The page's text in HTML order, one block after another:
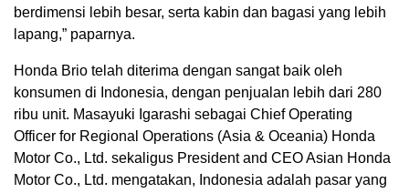
berdimensi lebih besar, serta kabin dan bagasi yang lebih
lapang,” paparnya.
Honda Brio telah diterima dengan sangat baik oleh
konsumen di Indonesia, dengan penjualan lebih dari 280
ribu unit. Masayuki Igarashi sebagai Chief Operating
Officer for Regional Operations (Asia & Oceania) Honda
Motor Co., Ltd. sekaligus President and CEO Asian Honda
Motor Co., Ltd. mengatakan, Indonesia adalah pasar yang